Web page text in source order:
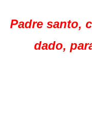
Padre santo,
dado,